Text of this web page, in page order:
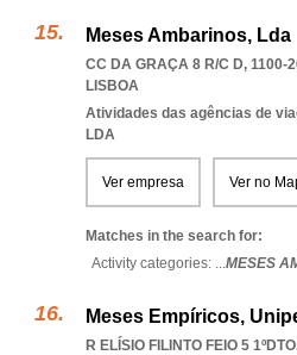
Meses Ambarinos, Lda
CC DA GRAÇA 8 R/C D, 1100-
LISBOA
Atividades das agências de
LDA
Ver empresa Ver no
Matches in the search for:
Activity categories: ...MESES
Meses Empíricos,
R ELÍSIO FILINTO FEIO 5